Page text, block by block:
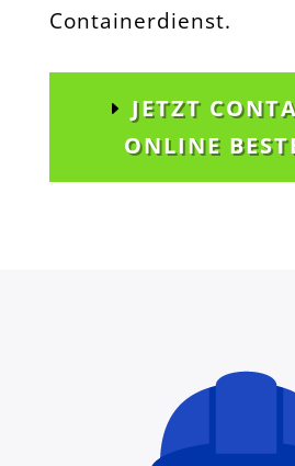
Containerdienst.
JETZT
ONLINE